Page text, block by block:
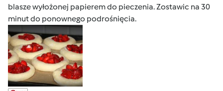
blasze wyłożonej papierem do pieczenia. Zostawic na 30
minut do ponownego podrośnięcia.